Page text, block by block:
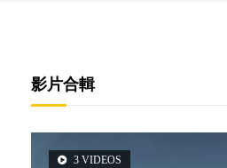
影片合輯
3 VIDEOS
2 VIDEOS
5 VIDEOS
6 VIDEOS
6 VIDEOS